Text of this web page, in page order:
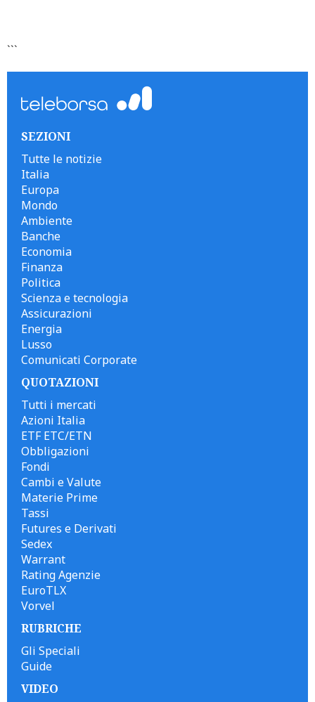
```
SEZIONI
Tutte le notizie
Italia
Europa
Mondo
Ambiente
Banche
Economia
Finanza
Politica
Scienza e tecnologia
Assicurazioni
Energia
Lusso
Comunicati Corporate
QUOTAZIONI
Tutti i mercati
Azioni Italia
ETF ETC/ETN
Obbligazioni
Fondi
Cambi e Valute
Materie Prime
Tassi
Futures e Derivati
Sedex
Warrant
Rating Agenzie
EuroTLX
Vorvel
RUBRICHE
Gli Speciali
Guide
VIDEO